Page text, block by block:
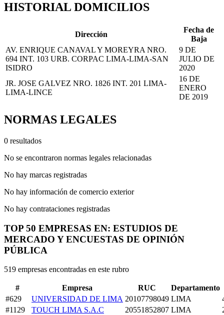
HISTORIAL DOMICILIOS
Dirección
Fecha de
Baja
AV. ENRIQUE CANAVAL Y MOREYRA NRO.
694 INT. 103 URB. CORPAC LIMA-LIMA-SAN
ISIDRO
9 DE
JULIO DE
2020
JR. JOSE GALVEZ NRO. 1826 INT. 201 LIMA-
LIMA-LINCE
16 DE
ENERO
DE 2019
NORMAS LEGALES
0 resultados
No se encontraron normas legales relacionadas
No hay marcas registradas
No hay información de comercio exterior
No hay contrataciones registradas
TOP 50 EMPRESAS EN: ESTUDIOS DE
MERCADO Y ENCUESTAS DE OPINIÓN
PÚBLICA
519 empresas encontradas en este rubro
# Empresa RUC
Departamento
#629
UNIVERSIDAD DE LIMA 20107798049 LIMA
#1129
TOUCH LIMA S.A.C 20551852807 LIMA